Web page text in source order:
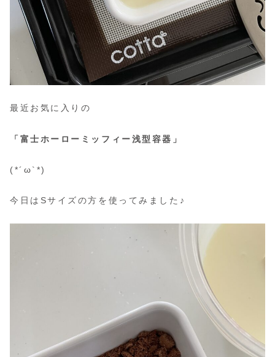
最近お気に入りの
「富士ホーローミッフィー浅型容器」
(*´ω`*)
今日はSサイズの方を使ってみました♪